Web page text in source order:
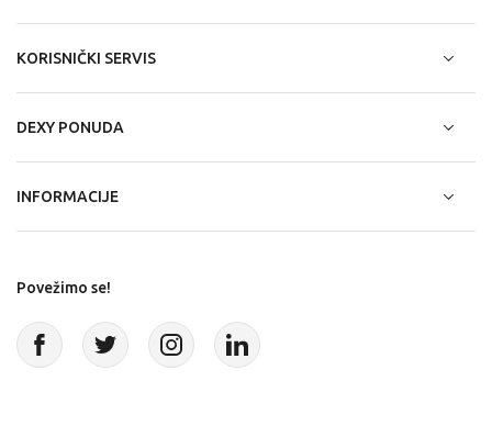
KORISNIČKI SERVIS
DEXY PONUDA
INFORMACIJE
Povežimo se!